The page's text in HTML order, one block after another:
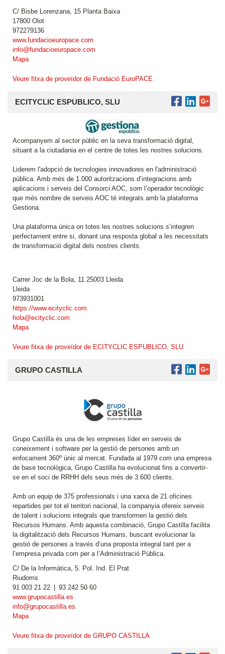
C/ Bisbe Lorenzana, 15 Planta Baixa
17800 Olot
972279136
www.fundacioeuropace.com
info@fundacioeuropace.com
Mapa
Veure fitxa de proveïdor de Fundació EuroPACE
ECITYCLIC ESPUBLICO, SLU
Acompanyem al sector públic en la seva transformació digital,
situant a la ciutadania en el centre de totes les nostres solucions.
Liderem l'adopció de tecnologies innovadores en l'administració
pública. Amb més de 1.000 autoritzacions d’integracions amb
aplicacions i serveis del Consorci AOC, som l’operador tecnològic
que més nombre de serveis AOC té integrats amb la plataforma
Gestiona.
Una plataforma única on totes les nostres solucions s’integren
perfectament entre si, donant una resposta global a les necessitats
de transformació digital dels nostres clients.
Carrer Joc de la Bola, 11 25003 Lleida
Lleida
973931001
https://www.ecityclic.com
hola@ecityclic.com
Mapa
Veure fitxa de proveïdor de ECITYCLIC ESPUBLICO, SLU
GRUPO CASTILLA
Grupo Castilla és una de les empreses líder en serveis de
coneixement i software per la gestió de persones amb un
enfocament 360º únic al mercat. Fundada al 1979 com una empresa
de base tecnològica, Grupo Castilla ha evolucionat fins a convertir-
se en el soci de RRHH dels seus més de 3.600 clients.
Amb un equip de 375 professionals i una xarxa de 21 oficines
repartides per tot el territori nacional, la companyia ofereix serveis
de talent i solucions integrals que transformen la gestió dels
Recursos Humans. Amb aquesta combinació, Grupo Castilla facilita
la digitalització dels Recursos Humans, buscant evolucionar la
gestió de persones a través d’una proposta integral tant per a
l’empresa privada com per a l’Administració Pública.
C/ De la Informàtica, 5. Pol. Ind. El Prat
Riudoms
91 003 21 22 | 93 242 50 60
www.grupocastilla.es
info@grupocastilla.es
Mapa
Veure fitxa de proveïdor de GRUPO CASTILLA